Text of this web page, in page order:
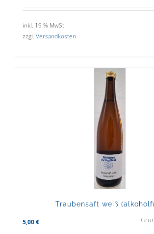
inkl. 19 % MwSt.
zzgl. Versandkosten
Traubensaft weiß
5,00 €